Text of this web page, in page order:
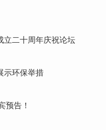
立二十周年庆祝论坛
环保举措
预告！